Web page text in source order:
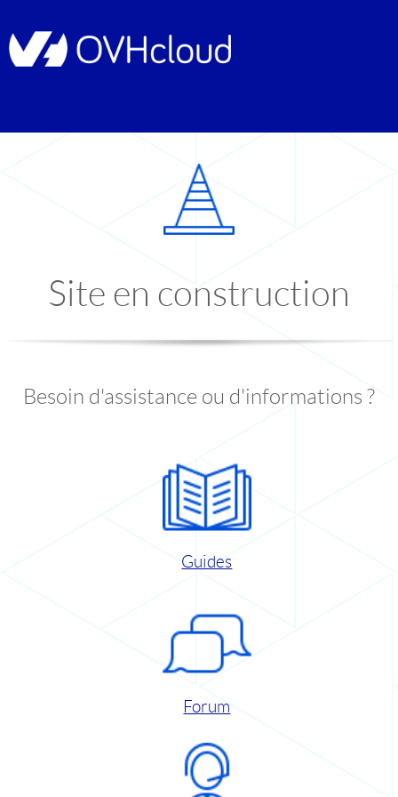
Site en construction
Besoin d'assistance ou d'informations ?
Guides
Forum